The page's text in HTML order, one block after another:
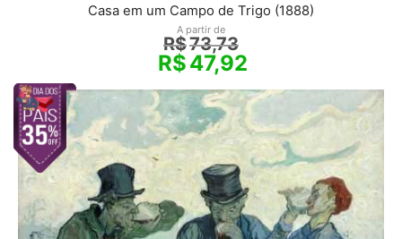
Casa em um Campo de Trigo (1888)
A partir de
R$73,73
R$47,92